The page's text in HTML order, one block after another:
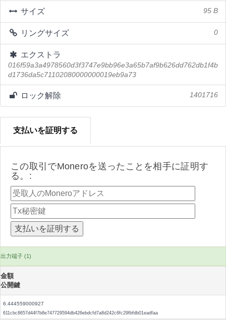
サイズ 95 B
リングサイズ 0
エクストラ
016f59a3a4978560d3f3747e9bb96e3a65b7af9b626dd762db1f4b
d1736da5c71102080000000019eb9a73
ロック解除 1401716
支払いを証明する
この取引でMoneroを送ったことを相手に証明す
る。:
出力端子 (1)
金額
公開鍵
6.444559000927
611cbc8657d44f7b8e747729594db426ebdcfd7a8d242c6fc29fbfdb01eadfaa